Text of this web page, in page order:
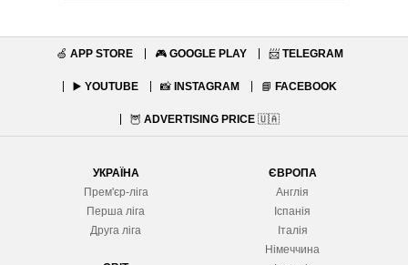
🍏 APP STORE 🎮 GOOGLE PLAY 📨 TELEGRAM
▶️ YOUTUBE 📸 INSTAGRAM 📘 FACEBOOK
🦉 ADVERTISING PRICE 🇺🇦
УКРАЇНА
Прем'єр-ліга
Перша ліга
Друга ліга
ЄВРОПА
Англія
Іспанія
Італія
Німеччина